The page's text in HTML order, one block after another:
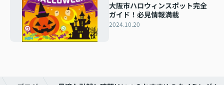
大阪市ハロウィンスポット完全
ガイド！必見情報満載
2024.10.20